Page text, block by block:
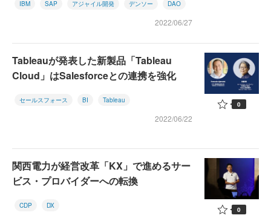
IBM SAP アジャイル開発 デンソー DAO
2022/06/27
Tableauが発表した新製品「Tableau
Cloud」はSalesforceとの連携を強化
セールスフォース BI Tableau
2022/06/22
0
関西電力が経営改革「KX」で進めるサー
ビス・プロバイダーへの転換
CDP DX 0